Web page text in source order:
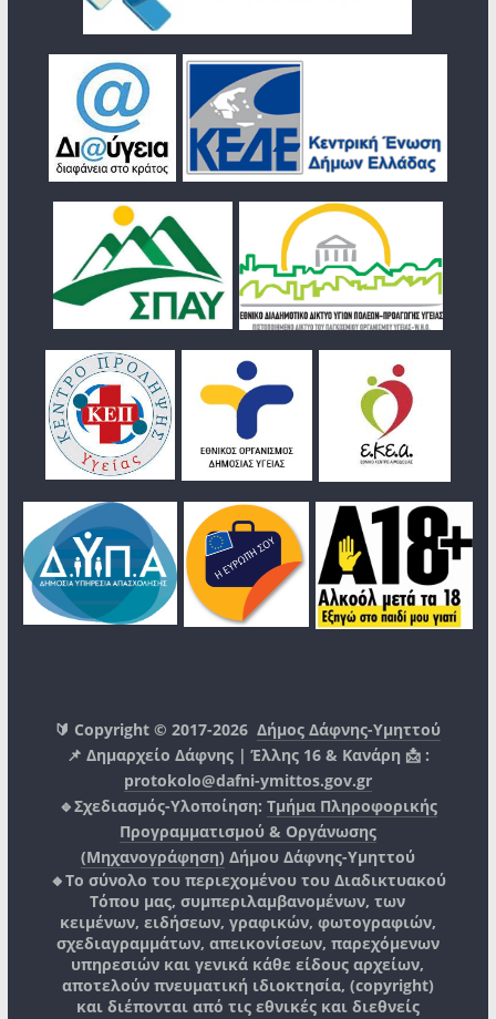
🔰 Copyright © 2017-2026Δήμος Δάφνης-Υμηττού
📌 Δημαρχείο Δάφνης | Έλλης 16 & Κανάρη 📩 :
protokolo@dafni-ymittos.gov.gr
🔹Σχεδιασμός-Υλοποίηση: Τμήμα Πληροφορικής
Προγραμματισμού & Οργάνωσης
(Μηχανογράφηση) Δήμου Δάφνης-Υμηττού
🔸Το σύνολο του περιεχομένου του Διαδικτυακού
Τόπου μας, συμπεριλαμβανομένων, των
κειμένων, ειδήσεων, γραφικών, φωτογραφιών,
σχεδιαγραμμάτων, απεικονίσεων, παρεχόμενων
υπηρεσιών και γενικά κάθε είδους αρχείων,
αποτελούν πνευματική ιδιοκτησία, (copyright)
και διέπονται από τις εθνικές και διεθνείς